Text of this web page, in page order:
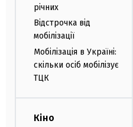
річних
Відстрочка від
мобілізації
Мобілізація в Україні:
скільки осіб мобілізує
ТЦК
Кіно